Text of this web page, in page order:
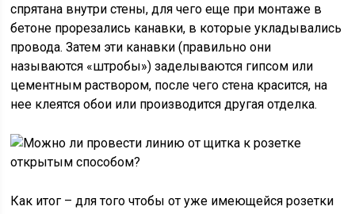
спрятана внутри стены, для чего еще при монтаже в
бетоне прорезались канавки, в которые укладывались
провода. Затем эти канавки (правильно они
называются «штробы») заделываются гипсом или
цементным раствором, после чего стена красится, на
нее клеятся обои или производится другая отделка.
Как итог – для того чтобы от уже имеющейся розетки